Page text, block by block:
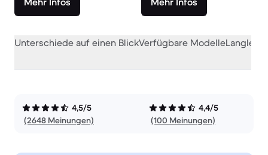
Unterschiede auf einen BlickVerfügbare Modelle
4,5/5
(2648 Meinungen)
4,4/5
(100 Meinungen)